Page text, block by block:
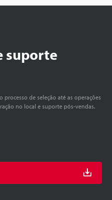
suporte
processo de seleção até as operações
no local e suporte pós-vendas.